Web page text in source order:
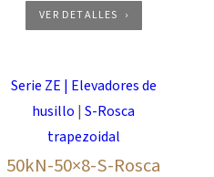
VER DETALLES
Serie ZE | Elevadores de
husillo |S-Rosca
trapezoidal
50kN-50×8-S-Rosca